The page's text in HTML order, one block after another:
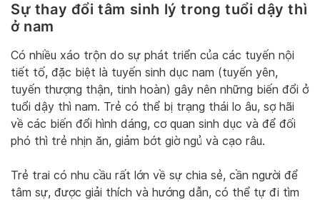
Sự thay đổi tâm sinh lý trong tuổi dậy thì
ở nam
Có nhiều xáo trộn do sự phát triển của các tuyến nội
tiết tố, đặc biệt là tuyến sinh dục nam (tuyến yên,
tuyến thượng thận, tinh hoàn) gây nên những biến đổi ở
tuổi dậy thì nam. Trẻ có thể bị trạng thái lo âu, sợ hãi
về các biến đổi hình dáng, cơ quan sinh dục và để đối
phó thì trẻ nhịn ăn, giảm bớt giờ ngủ và cạo râu.
Trẻ trai có nhu cầu rất lớn về sự chia sẻ, cần người để
tâm sự, được giải thích và hướng dẫn, có thể tự đi tìm